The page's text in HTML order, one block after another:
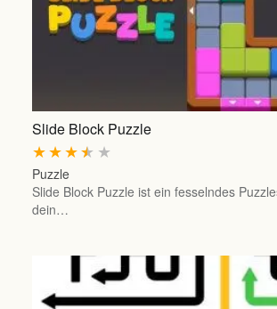
Slide Block Puzzle
★
★
★
★
★
Puzzle
Slide Block Puzzle ist ein fesselndes
dein…